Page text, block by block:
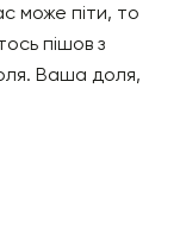
може піти, то
пішов з
Ваша доля,